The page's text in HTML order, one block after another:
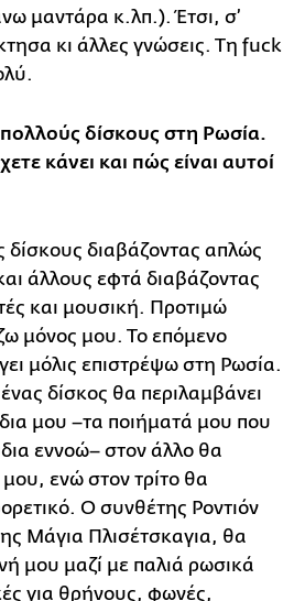
μαντάρα κ.λπ.). Έτσι, σ’
κι άλλες γνώσεις. Τη fuck
δίσκους στη Ρωσία.
κάνει και πώς είναι αυτοί
δίσκους διαβάζοντας απλώς
άλλους εφτά διαβάζοντας
και μουσική. Προτιμώ
μόνος μου. Το επόμενο
μόλις επιστρέψω στη Ρωσία.
δίσκος θα περιλαμβάνει
μου –τα ποιήματά μου που
εννοώ– στον άλλο θα
ενώ στον τρίτο θα
Ο συνθέτης Ροντιόν
Μάγια Πλισέτσκαγια, θα
μου μαζί με παλιά ρωσικά
για θρήνους, φωνές,